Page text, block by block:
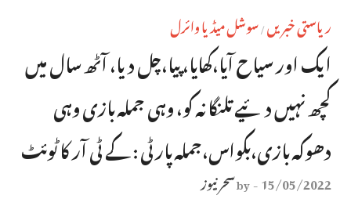
ریاستی خبریں / سوشل میڈیا وائرل
ایک اور سیاح آیا،کھایا، پیا،چل دیا، آٹھ سال میں
کچھ نہیں دئیے تلنگانہ کو، وہی جملہ بازی وہی
دھوکہ بازی،بکواس،جملہ پارٹی : کے ٹی آر کا ٹوئٹ
15/05/2022
-
byسحر نیوز